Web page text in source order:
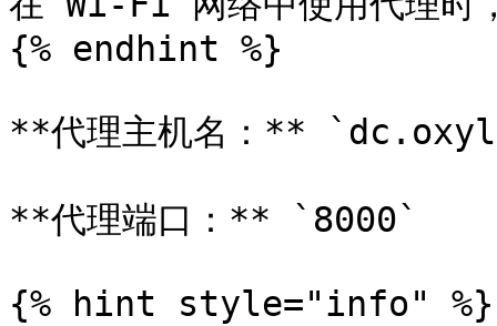
{% endhint %}
**代理主机名：**
**代理端口：** `8000`
{% hint style="info" %}